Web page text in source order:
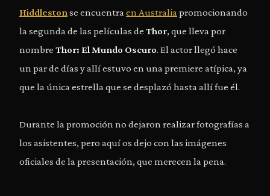
Hiddlestonse encuentra en Australia promocionando
la segunda de las películas de Thor, que lleva por
nombre Thor: El Mundo Oscuro. El actor llegó hace
un par de días y allí estuvo en una premiere atípica, ya
que la única estrella que se desplazó hasta allí fue él.
Durante la promoción no dejaron realizar fotografías a
los asistentes, pero aquí os dejo con las imágenes
oficiales de la presentación, que merecen la pena.